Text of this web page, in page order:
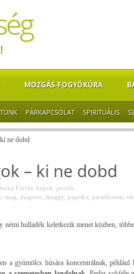
MOZGÁS-FOGYÓKÚRA
PÁRKAPCSOLAT SPIRITUÁLIS
ne dobd
– ki ne dobd
Forrás: képek: pexels
mag magonc meggy paprika paradicsom
némi hulladék keletkezik menet közben,
a gyümölcs húsára koncentrálnak,